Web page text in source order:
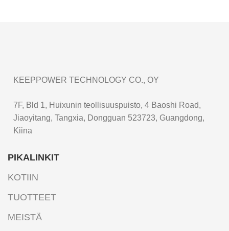
KEEPPOWER TECHNOLOGY CO., OY
7F, Bld 1, Huixunin teollisuuspuisto, 4 Baoshi Road,
Jiaoyitang, Tangxia, Dongguan 523723, Guangdong,
Kiina
PIKALINKIT
KOTIIN
TUOTTEET
MEISTÄ